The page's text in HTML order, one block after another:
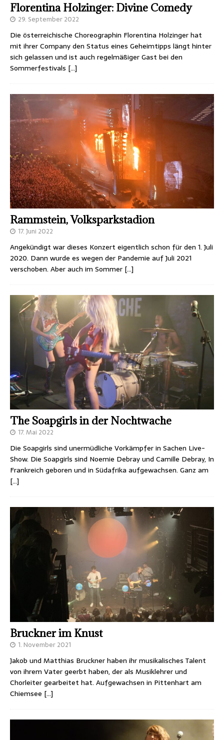
Florentina Holzinger: Divine Comedy
29. September 2022
Die österreichische Choreographin Florentina Holzinger hat
mit ihrer Company den Status eines Geheimtipps längt hinter
sich gelassen und ist auch regelmäßiger Gast bei den
Sommerfestivals […]
Rammstein, Volksparkstadion
17. Juni 2022
Angekündigt war dieses Konzert eigentlich schon für den 1. Juli
2020. Dann wurde es wegen der Pandemie auf Juli 2021
verschoben. Aber auch im Sommer […]
The Soapgirls in der Nochtwache
17. Mai 2022
Die Soapgirls sind unermüdliche Vorkämpfer in Sachen Live-
Show. Die Soapgirls sind Noemie Debray und Camille Debray, In
Frankreich geboren und in Südafrika aufgewachsen. Ganz am
[…]
Bruckner im Knust
1. November 2021
Jakob und Matthias Bruckner haben ihr musikalisches Talent
von ihrem Vater geerbt haben, der als Musiklehrer und
Chorleiter gearbeitet hat. Aufgewachsen in Pittenhart am
Chiemsee […]